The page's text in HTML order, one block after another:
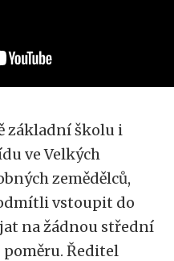
základní školu i
ve Velkých
zemědělců,
vstoupit do
na žádnou střední
Ředitel